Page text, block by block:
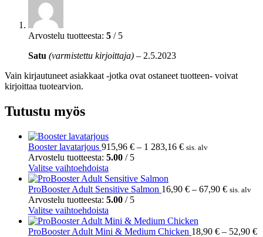
Arvostelu tuotteesta: 5 / 5
Satu (varmistettu kirjoittaja) – 2.5.2023
Vain kirjautuneet asiakkaat -jotka ovat ostaneet tuotteen- voivat
kirjoittaa tuotearvion.
Tutustu myös
Booster lavatarjous 915,96 € – 1 283,16 €Hintaluokka:
283,16 €
sis. alv
Arvostelu tuotteesta: 5.00 / 5
Valitse vaihtoehdoista
tuotteella
on
useampi
Voit
tehdä
ProBooster Adult Sensitive Salmon 16,90 € – 67,90 € sis. alv
Arvostelu tuotteesta: 5.00 / 5
Valitse vaihtoehdoista
tuotteella
on
ProBooster Adult Mini & Medium Chicken 18,90 € – 52,90 €